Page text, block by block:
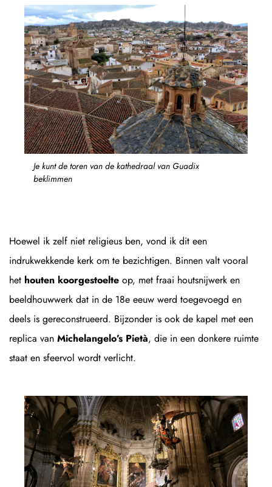
Je kunt de toren van de kathedraal van Guadix
beklimmen
Hoewel ik zelf niet religieus ben, vond ik dit een
indrukwekkende kerk om te bezichtigen. Binnen valt vooral
het houten koorgestoelte op, met fraai houtsnijwerk en
beeldhouwwerk dat in de 18e eeuw werd toegevoegd en
deels is gereconstrueerd. Bijzonder is ook de kapel met een
replica van Michelangelo’s Pietà, die in een donkere ruimte
staat en sfeervol wordt verlicht.